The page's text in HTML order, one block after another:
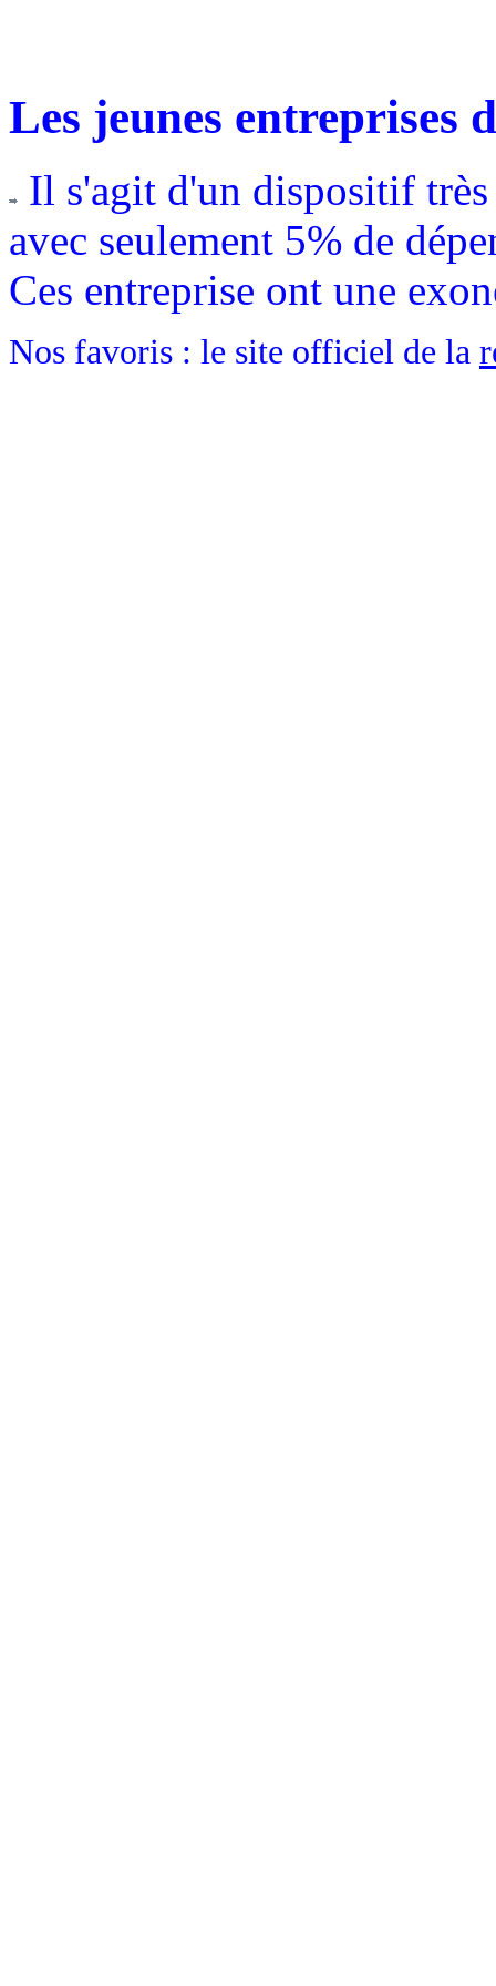
Les jeunes entreprises
Il s'agit d'un dispositif
avec seulement 5% de
Ces entreprise ont une
Nos favoris : le site officiel de la